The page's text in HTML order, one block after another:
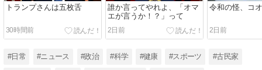
トランプさんは五枚舌
30時間前
誰か言ってやれよ、「オマ
エが言うか！？」って
2日前
令和の怪、コ
2日前
#日常 #ニュース #政治 #科学 #健康 #スポーツ #古民家